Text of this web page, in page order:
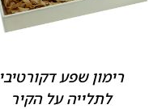
רימון שפע דקורטיבי
לתלייה על הקיר